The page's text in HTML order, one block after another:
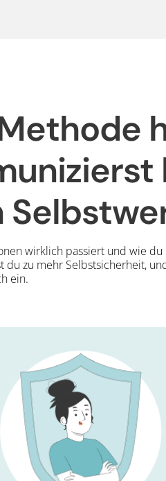
wirklich passiert und wie
du zu mehr Selbstsicherheit,
ein.